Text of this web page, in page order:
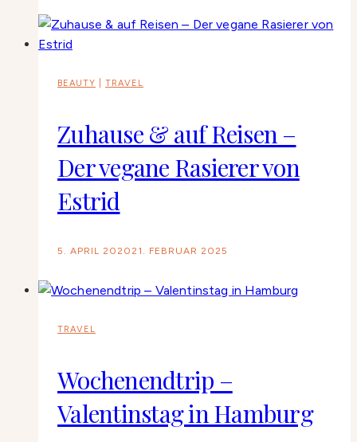
BEAUTY TRAVEL
Zuhause & auf Reisen –
Der vegane Rasierer von
Estrid
5. APRIL 2020 21. FEBRUAR 2025
TRAVEL
Wochenendtrip –
Valentinstag in Hamburg